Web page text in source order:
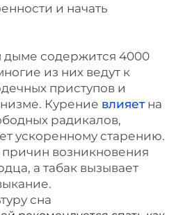
и начать
дыме содержится 4000
из них ведут к
приступов и
Курение влияетна
радикалов,
ускоренному старению.
причин возникновения
а табак вызывает
сна